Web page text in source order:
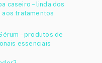
caseiro – linda dos
aos tratamentos
– produtos de
essenciais